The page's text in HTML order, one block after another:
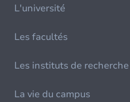
L'université
Les facultés
Les instituts de recherche
La vie du campus